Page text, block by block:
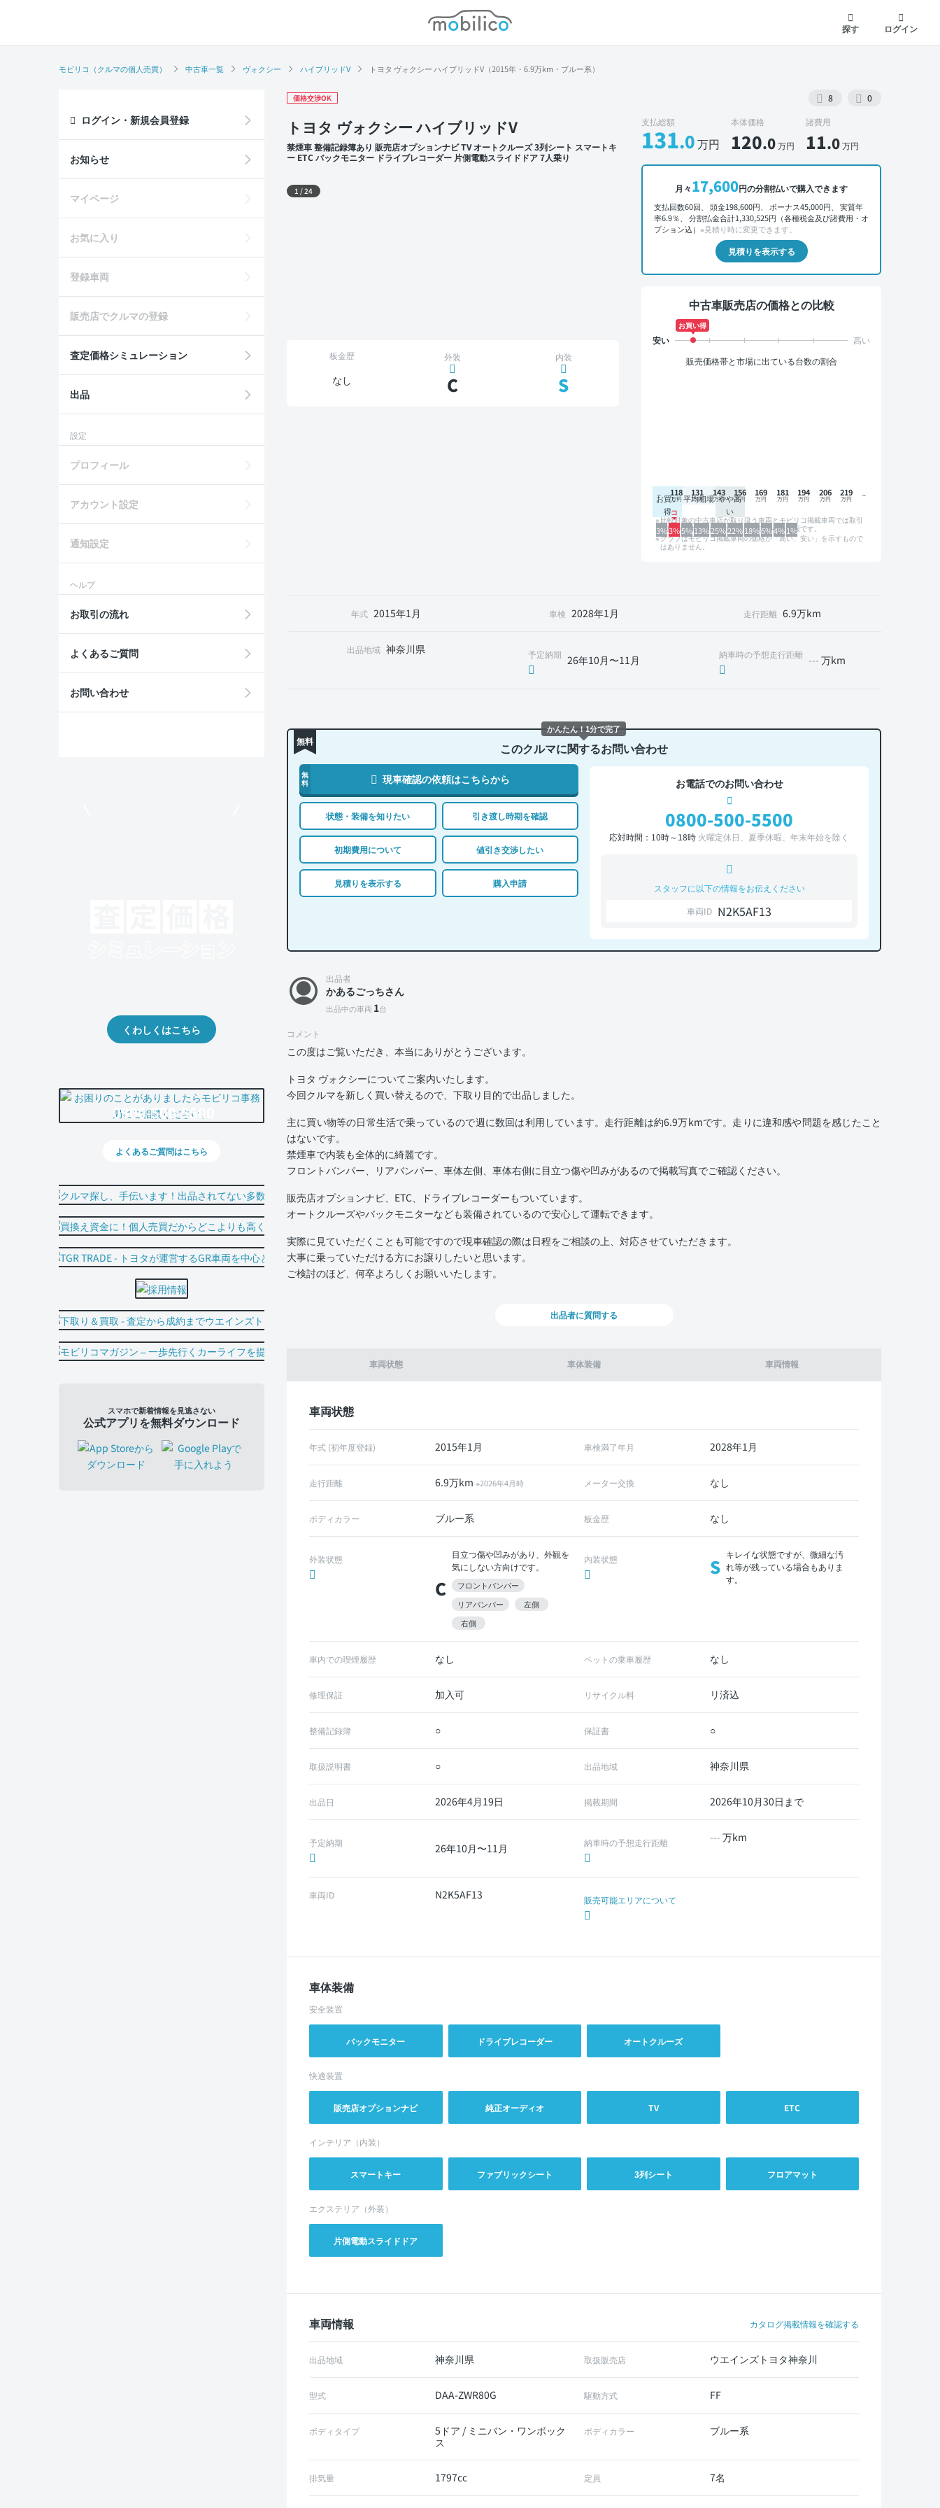
モビリコ
探す
ログイン
モビリコ（クルマの個人売買） 中古車一覧 ヴォクシー ハイブリッドV トヨタ ヴォクシー ハイブリッドV（2015年・6.9万km・ブルー系）
価格交渉OK 8 0
トヨタ ヴォクシー ハイブリッドV
禁煙車 整備記録簿あり 販売店オプションナビ TV オートクルーズ 3列シート スマートキ
ー ETC バックモニター ドライブレコーダー 片側電動スライドドア 7人乗り
外装 左前 外装 正面
1 /24
支払総額
131.0万円
本体価格
120.0万円
諸費用
11.0万円
月々17,600円の分割払いで購入できます
支払回数60回、 頭金198,600円、 ボーナス45,000円、 実質年
率6.9％、 分割払金合計1,330,525円（各種税金及び諸費用・オ
プション込） ※見積り時に変更できます。
見積りを表示する
中古車販売店の価格との比較
お買い得
販売価格帯と市場に出ている台数の割合
お買い
得
平均相場 やや高
い
3%3%5%13%25%22%18%6%4%1%
118 131 143 156 169 181 194 206 219
比較対象の中古車店が取り扱う車両とモビリコ掲載車両では取引
形態や条件が異なるため、グラフは参考情報です。
グラフはモビリコ掲載車両の価格が「高い、安い」を示すもので
はありません。
板金歴
なし
外装
C
内装
S
年式 2015年1月 車検 2028年1月 走行距離 6.9万km
出品地域 神奈川県 予定納期 26年10月〜11月 納車時の予想走行距離 --- 万km
無料 このクルマに関するお問い合わせ
無
料
現車確認の依頼はこちらから
状態・装備を知りたい 引き渡し時期を確認
初期費用について 値引き交渉したい
見積りを表示する 購入申請
お電話でのお問い合わせ
0800-500-5500
応対時間：10時～18時 火曜定休日、夏季休暇、年末年始を除く
スタッフに以下の情報をお伝えください
車両ID N2K5AF13
車両状態 車体装備 車両情報
車両状態
年式 (初年度登録) 2015年1月 車検満了年月 2028年1月
走行距離 6.9万km ※2026年4月時 メーター交換 なし
ボディカラー ブルー系 板金歴 なし
外装状態
C
目立つ傷や凹みがあり、外観を
気にしない方向けです。
フロントバンパー
リアバンパー
左側
右側
内装状態 S
キレイな状態ですが、微細な汚
れ等が残っている場合もありま
す。
車内での喫煙履歴 なし ペットの乗車履歴 なし
修理保証 加入可 リサイクル料 リ済込
整備記録簿 ○ 保証書 ○
取扱説明書 ○ 出品地域 神奈川県
出品日 2026年4月19日 掲載期間 2026年10月30日まで
予定納期 26年10月〜11月 納車時の予想走行距離 --- 万km
車両ID N2K5AF13 販売可能エリアについて
車体装備
安全装置
バックモニター ドライブレコーダー オートクルーズ
快適装置
販売店オプションナビ 純正オーディオ TV ETC
インテリア（内装）
スマートキー ファブリックシート 3列シート フロアマット
エクステリア（外装）
片側電動スライドドア
車両情報 カタログ掲載情報を確認する
出品地域 神奈川県 取扱販売店 ウエインズトヨタ神奈川
型式 DAA-ZWR80G 駆動方式 FF
ボディタイプ
5ドア / ミニバン・ワンボック
ス
ボディカラー ブルー系
排気量 1797cc 定員 7名
出品者
かあるごっちさん
出品中の車両 1台
コメント
この度はご覧いただき、本当にありがとうございます。
トヨタ ヴォクシーについてご案内いたします。
今回クルマを新しく買い替えるので、下取り目的で出品しました。
主に買い物等の日常生活で乗っているので週に数回は利用しています。走行距離は約6.9万kmです。走りに違和感や問題を感じたこと
はないです。
禁煙車で内装も全体的に綺麗です。
フロントバンパー、リアバンパー、車体左側、車体右側に目立つ傷や凹みがあるので掲載写真でご確認ください。
販売店オプションナビ、ETC、ドライブレコーダーもついています。
オートクルーズやバックモニターなども装備されているので安心して運転できます。
実際に見ていただくことも可能ですので現車確認の際は日程をご相談の上、対応させていただきます。
大事に乗っていただける方にお譲りしたいと思います。
ご検討のほど、何卒よろしくお願いいたします。
出品者に質問する
ログイン・新規会員登録
お知らせ
マイページ
お気に入り
登録車両
販売店でクルマの登録
査定価格シミュレーション
出品
設定
プロフィール
アカウント設定
通知設定
ヘルプ
お取引の流れ
よくあるご質問
お問い合わせ
くわしくはこちら
0800-500-5500
よくあるご質問はこちら
スマホで新着情報を見逃さない
公式アプリを無料ダウンロード
かんたん！1分で完了